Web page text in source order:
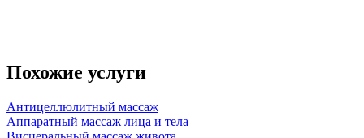
Похожие услуги
Антицеллюлитный массаж
Аппаратный массаж лица и тела